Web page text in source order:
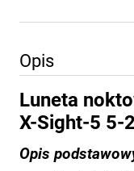
Opis
Luneta
X-Sight-5 5-
Opis